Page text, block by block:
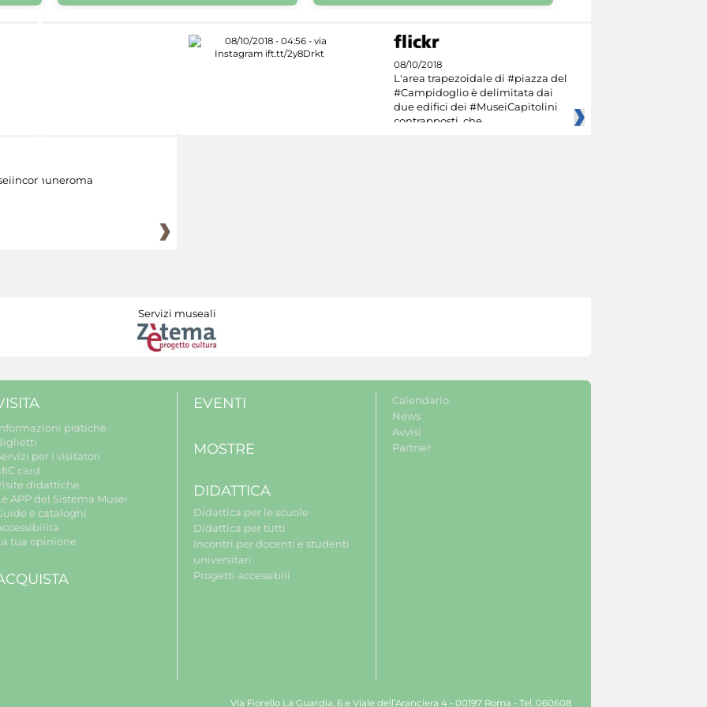
08/10/2018
L'area trapezoidale di #piazza del
#Campidoglio è delimitata dai
due edifici dei #MuseiCapitolini
contrapposti, che
Servizi museali
pratiche
per i visitatori
card
didattiche
APP del Sistema Musei
e cataloghi
tua opinione
EVENTI
MOSTRE
DIDATTICA
Didattica per le scuole
Didattica per tutti
Incontri per docenti e studenti
universitari
Progetti accessibili
Calendario
News
Avvisi
Partner
Via Fiorello La Guardia, 6 e Viale dell’Aranciera 4 - 00197 Roma - Tel. 060608